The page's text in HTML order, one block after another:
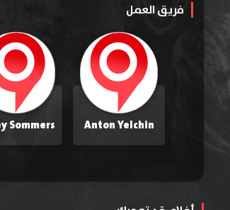
فريق العمل
Anton Yelchin